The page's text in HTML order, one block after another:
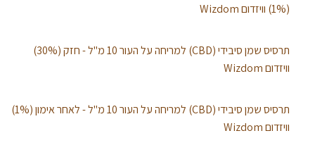
(1%) וויזדום Wizdom
תרסיס שמן סיבידי (CBD) למריחה על העור 10 מ"ל - חזק (30%)
וויזדום Wizdom
תרסיס שמן סיבידי (CBD) למריחה על העור 10 מ"ל - לאחר אימון (1%)
וויזדום Wizdom